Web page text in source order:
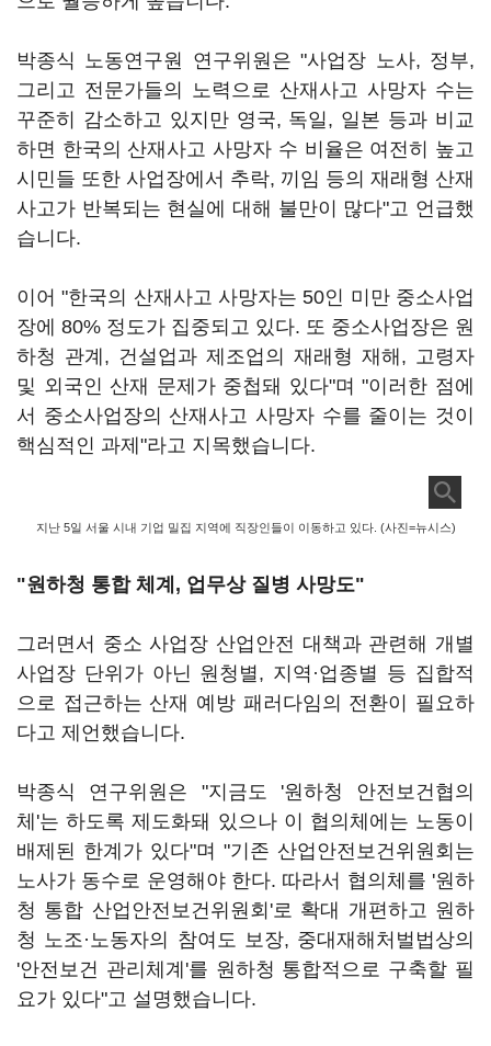
박종식 노동연구원 연구위원은 "사업장 노사, 정부,
그리고 전문가들의 노력으로 산재사고 사망자 수는
꾸준히 감소하고 있지만 영국, 독일, 일본 등과 비교
하면 한국의 산재사고 사망자 수 비율은 여전히 높고
시민들 또한 사업장에서 추락, 끼임 등의 재래형 산재
사고가 반복되는 현실에 대해 불만이 많다"고 언급했
습니다.
이어 "한국의 산재사고 사망자는 50인 미만 중소사업
장에 80% 정도가 집중되고 있다. 또 중소사업장은 원
하청 관계, 건설업과 제조업의 재래형 재해, 고령자
및 외국인 산재 문제가 중첩돼 있다"며 "이러한 점에
서 중소사업장의 산재사고 사망자 수를 줄이는 것이
핵심적인 과제"라고 지목했습니다.
지난 5일 서울 시내 기업 밀집 지역에 직장인들이 이동하고 있다. (사진=뉴시스)
"원하청 통합 체계, 업무상 질병 사망도"
그러면서 중소 사업장 산업안전 대책과 관련해 개별
사업장 단위가 아닌 원청별, 지역·업종별 등 집합적
으로 접근하는 산재 예방 패러다임의 전환이 필요하
다고 제언했습니다.
박종식 연구위원은 "지금도 '원하청 안전보건협의
체'는 하도록 제도화돼 있으나 이 협의체에는 노동이
배제된 한계가 있다"며 "기존 산업안전보건위원회는
노사가 동수로 운영해야 한다. 따라서 협의체를 '원하
청 통합 산업안전보건위원회'로 확대 개편하고 원하
청 노조·노동자의 참여도 보장, 중대재해처벌법상의
'안전보건 관리체계'를 원하청 통합적으로 구축할 필
요가 있다"고 설명했습니다.